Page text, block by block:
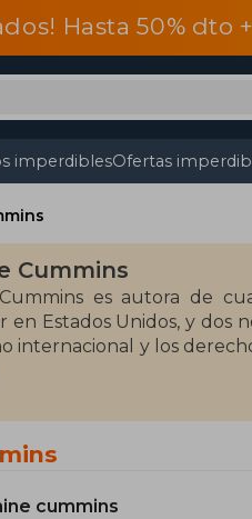
Hasta 50% dto
imperdiblesOfertas
Cummins
es autora de
en Estados Unidos, y dos
internacional y los
cummins